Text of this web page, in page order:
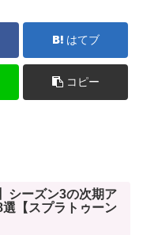
はてブ
コピー
シーズン3の次期ア
【スプラトゥーン